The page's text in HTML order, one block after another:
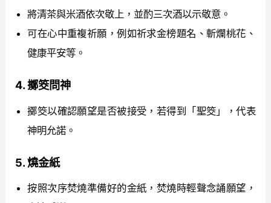
將清茶與米酒依次敬上，並酌三次酒以示敬意。
可在心中重複祈願，例如祈求金榜題名、斬爛桃花、
健康平安等。
4. 擲筊問神
擲筊以確認願望是否被接受，若得到「聖筊」，代表
神明允諾。
5. 燒金紙
按照次序焚燒準備好的金紙，焚燒時輕聲念誦願望，